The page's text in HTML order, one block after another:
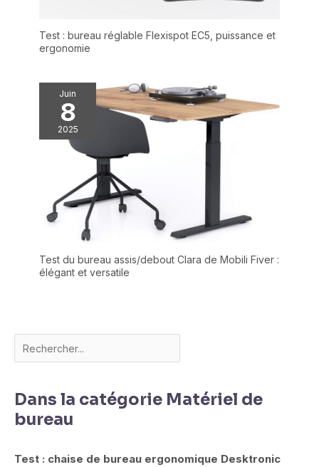
Test : bureau réglable Flexispot EC5, puissance et
ergonomie
Juin
8
2025
Test du bureau assis/debout Clara de Mobili Fiver :
élégant et versatile
Dans la catégorie Matériel de
bureau
Test : chaise de bureau ergonomique Desktronic